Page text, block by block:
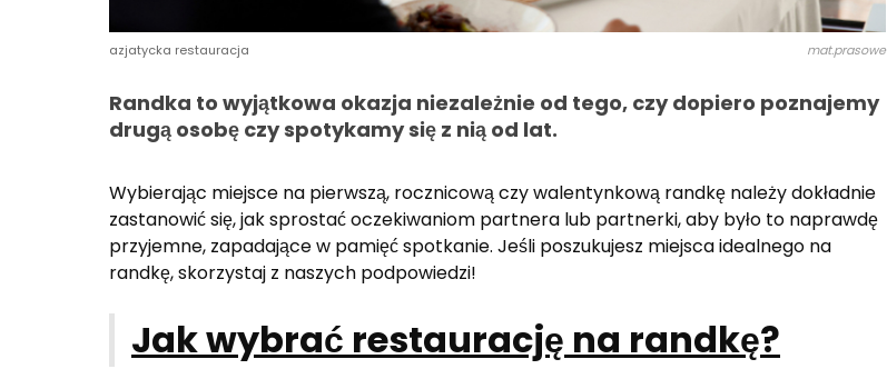
azjatycka restauracja mat.prasowe
Randka to wyjątkowa okazja niezależnie od tego, czy dopiero poznajemy
drugą osobę czy spotykamy się z nią od lat.
Wybierając miejsce na pierwszą, rocznicową czy walentynkową randkę należy dokładnie
zastanowić się, jak sprostać oczekiwaniom partnera lub partnerki, aby było to naprawdę
przyjemne, zapadające w pamięć spotkanie. Jeśli poszukujesz miejsca idealnego na
randkę, skorzystaj z naszych podpowiedzi!
Jak wybrać restaurację na randkę?